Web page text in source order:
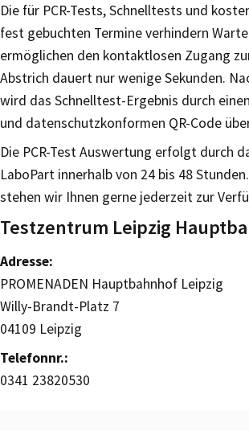
Die für PCR-Tests, Schnelltests und
fest gebuchten Termine verhindern
ermöglichen den kontaktlosen Zugang
Abstrich dauert nur wenige Sekunden.
wird das Schnelltest-Ergebnis durch
und datenschutzkonformen QR-Code
Die PCR-Test Auswertung erfolgt durch
LaboPart innerhalb von 24 bis 48
stehen wir Ihnen gerne jederzeit zur
Testzentrum Leipzig
Adresse:
PROMENADEN Hauptbahnhof Leipzig
Willy-Brandt-Platz 7
04109 Leipzig
Telefonnr.:
0341 23820530